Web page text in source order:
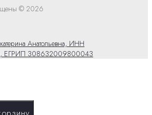
© 2026
Анатольевна, ИНН
ЕГРИП 308632009800043